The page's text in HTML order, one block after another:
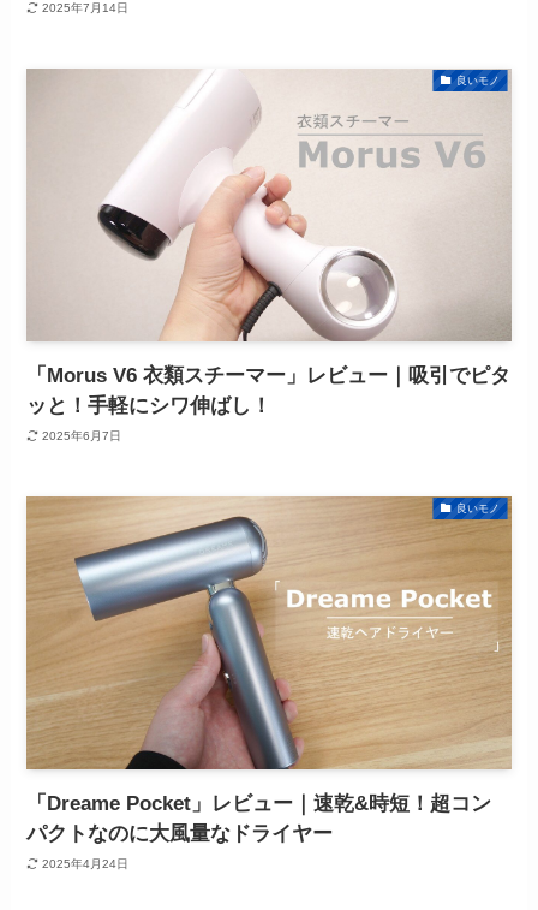
2025年7月14日
良いモノ
「Morus V6 衣類スチーマー」レビュー｜吸引でピタ
ッと！手軽にシワ伸ばし！
2025年6月7日
良いモノ
「Dreame Pocket」レビュー｜速乾&時短！超コン
パクトなのに大風量なドライヤー
2025年4月24日